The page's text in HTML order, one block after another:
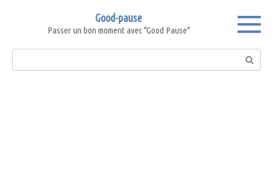
Good-pause
Passer un bon moment avec "Good Pause"
Search: